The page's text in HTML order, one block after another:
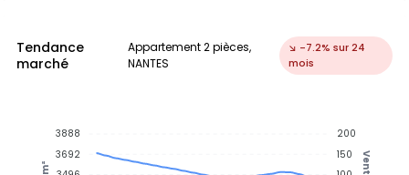
Tendance
marché
Appartement 2 pièces,
NANTES
↘ -7.2% sur 24
mois
200
150
3888
3692